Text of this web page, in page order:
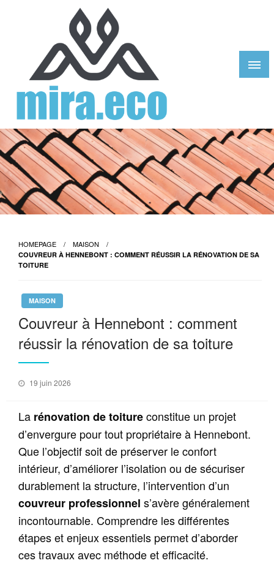
Mira Eco Design
HOMEPAGE MAISON
COUVREUR À HENNEBONT : COMMENT RÉUSSIR LA RÉNOVATION DE SA
TOITURE
MAISON
Couvreur à Hennebont : comment
réussir la rénovation de sa toiture
Posted
19 juin 2026
La rénovation de toitureconstitue un projet
d’envergure pour tout propriétaire à Hennebont.
Que l’objectif soit de préserver le confort
intérieur, d’améliorer l’isolation ou de sécuriser
durablement la structure, l’intervention d’un
couvreur professionnel s’avère généralement
incontournable. Comprendre les différentes
étapes et enjeux essentiels permet d’aborder
ces travaux avec méthode et efficacité.